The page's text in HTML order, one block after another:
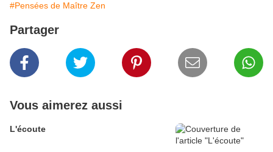
#Pensées de Maître Zen
Partager
Vous aimerez aussi
L'écoute